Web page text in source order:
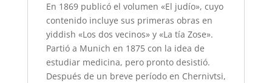
En 1869 publicó el volumen «El judío», cuyo
contenido incluye sus primeras obras en
yiddish «Los dos vecinos» y «La tía Zose».
Partió a Munich en 1875 con la idea de
estudiar medicina, pero pronto desistió.
Después de un breve período en Chernivtsi,